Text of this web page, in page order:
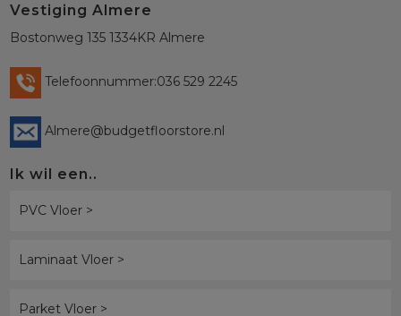
Vestiging Almere
Bostonweg 135 1334KR Almere
Telefoonnummer:036 529 2245
Almere@budgetfloorstore.nl
Ik wil een..
PVC Vloer >
Laminaat Vloer >
Parket Vloer >